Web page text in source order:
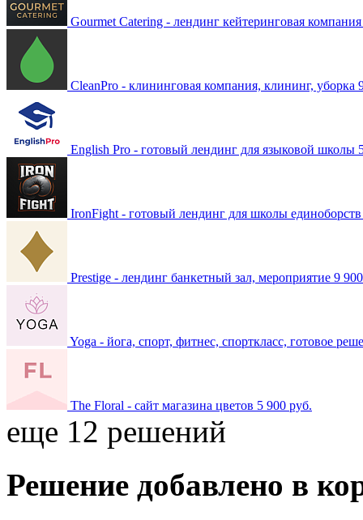
Gourmet Catering - лендинг кейтеринговая компания
CleanPro - клининговая компания, клининг, уборка
English Pro - готовый лендинг для языковой школы
IronFight - готовый лендинг для школы единоборств
Prestige - лендинг банкетный зал, мероприятие 9
Yoga - йога, спорт, фитнес, спорткласс, готовое
The Floral - сайт магазина цветов 5 900 руб.
еще 12 решений
Решение добавлено в